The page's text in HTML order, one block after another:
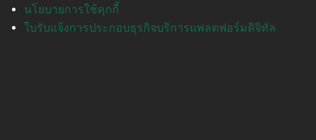
นโยบายการใช้คุกกี้
ใบรับแจ้งการประกอบธุรกิจบริการแพลตฟอร์มดิจิทัล